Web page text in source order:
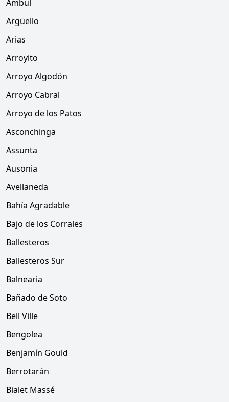
Ambul
Argüello
Arias
Arroyito
Arroyo Algodón
Arroyo Cabral
Arroyo de los Patos
Asconchinga
Assunta
Ausonia
Avellaneda
Bahía Agradable
Bajo de los Corrales
Ballesteros
Ballesteros Sur
Balnearia
Bañado de Soto
Bell Ville
Bengolea
Benjamín Gould
Berrotarán
Bialet Massé